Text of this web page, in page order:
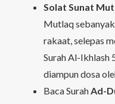
Solat Sunat
Mutlaq
rakaat, selepas
Surah Al-Ikhlash
diampun dosa
Baca Surah Ad-